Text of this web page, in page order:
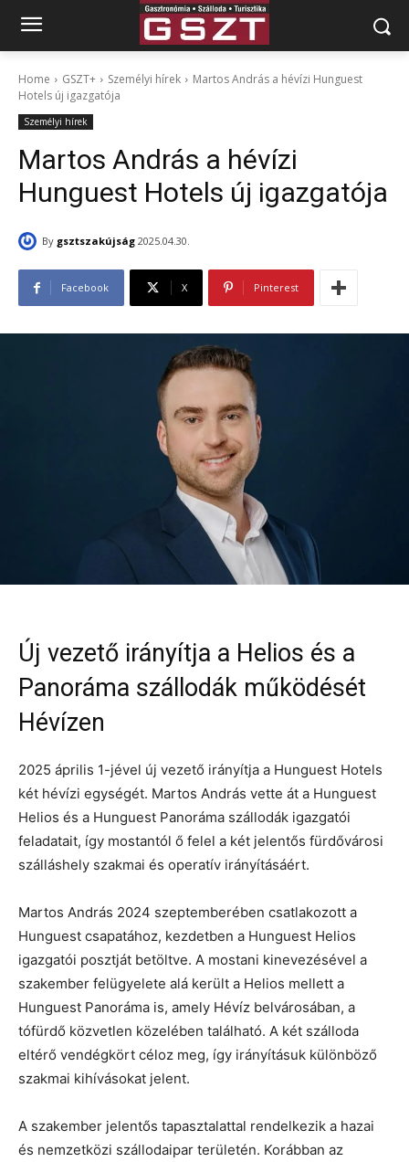
Home GSZT+ Személyi hírek
Martos András a hévízi Hunguest
Hotels új igazgatója
Személyi hírek
Martos András a hévízi
Hunguest Hotels új igazgatója
By gsztszakújság 2025.04.30.
Facebook X Pinterest
Új vezető irányítja a Helios és a
Panoráma szállodák működését
Hévízen
2025 április 1-jével új vezető irányítja a Hunguest Hotels
két hévízi egységét. Martos András vette át a Hunguest
Helios és a Hunguest Panoráma szállodák igazgatói
feladatait, így mostantól ő felel a két jelentős fürdővárosi
szálláshely szakmai és operatív irányításáért.
Martos András 2024 szeptemberében csatlakozott a
Hunguest csapatához, kezdetben a Hunguest Helios
igazgatói posztját betöltve. A mostani kinevezésével a
szakember felügyelete alá került a Helios mellett a
Hunguest Panoráma is, amely Hévíz belvárosában, a
tófürdő közvetlen közelében található. A két szálloda
eltérő vendégkört céloz meg, így irányításuk különböző
szakmai kihívásokat jelent.
A szakember jelentős tapasztalattal rendelkezik a hazai
és nemzetközi szállodaipar területén. Korábban az